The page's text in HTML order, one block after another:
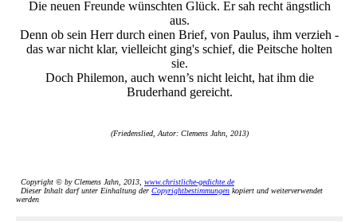
Die neuen Freunde wünschten Glück. Er sah recht ängstlich
aus.
Denn ob sein Herr durch einen Brief, von Paulus, ihm verzieh -
das war nicht klar, vielleicht ging's schief, die Peitsche holten
sie.
Doch Philemon, auch wenn’s nicht leicht, hat ihm die
Bruderhand gereicht.
(Friedenslied, Autor: Clemens Jahn, 2013)
Copyright © by Clemens Jahn, 2013, www.christliche-gedichte.de
Dieser Inhalt darf unter Einhaltung der Copyrightbestimmungen kopiert und weiterverwendet
werden